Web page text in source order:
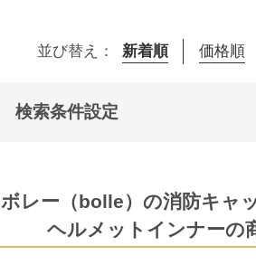
並び替え： 新着順 価格順
検索条件設定
ボレー（bolle）の消防キャ
ヘルメットインナーの